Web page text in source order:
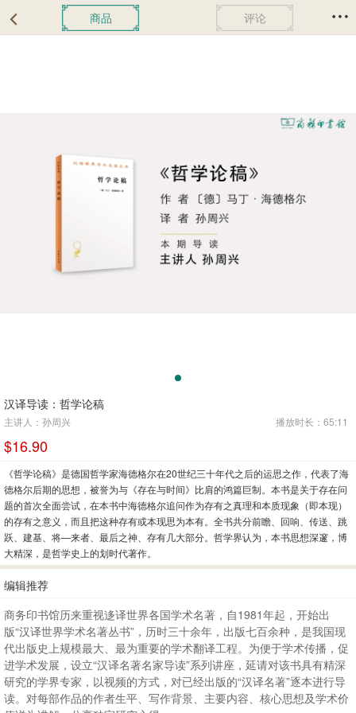
商品 评论
汉译导读：哲学论稿
主讲人：孙周兴 播放时长：65:11
$16.90
《哲学论稿》是德国哲学家海德格尔在20世纪三十年代之后的运思之作，代表了海
德格尔后期的思想，被誉为与《存在与时间》比肩的鸿篇巨制。本书是关于存在问
题的首次全面尝试，在本书中海德格尔追问作为存有之真理和本质现象（即本现）
的存有之意义，而且把这种存有或本现思为本有。全书共分前瞻、回响、传送、跳
跃、建基、将—来者、最后之神、存有几大部分。哲学界认为，本书思想深邃，博
大精深，是哲学史上的划时代著作。
编辑推荐
商务印书馆历来重视迻译世界各国学术名著，自1981年起，开始出
版“汉译世界学术名著丛书”，历时三十余年，出版七百余种，是我国现
代出版史上规模最大、最为重要的学术翻译工程。为便于学术传播，促
进学术发展，设立“汉译名著名家导读”系列讲座，延请对该书具有精深
研究的学界专家，以视频的方式，对已经出版的“汉译名著”逐本进行导
读。对每部作品的作者生平、写作背景、主要内容、核心思想及学术价